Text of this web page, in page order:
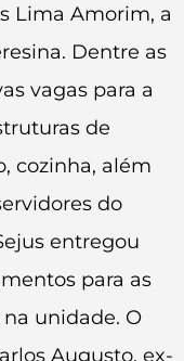
Lima Amorim, a
Dentre as
vagas para a
de
cozinha, além
do
entregou
para as
unidade. O
Augusto, ex-